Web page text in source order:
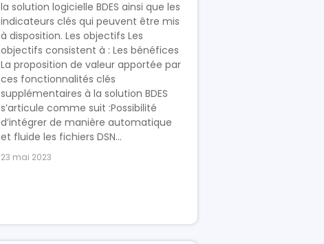
la solution logicielle BDES ainsi que les
indicateurs clés qui peuvent être mis
à disposition. Les objectifs Les
objectifs consistent à : Les bénéfices
La proposition de valeur apportée par
ces fonctionnalités clés
supplémentaires à la solution BDES
s’articule comme suit :Possibilité
d’intégrer de manière automatique
et fluide les fichiers DSN...
23 mai 2023